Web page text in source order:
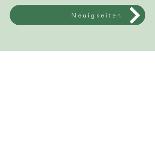
Neuigkeiten